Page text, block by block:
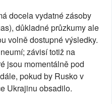
docela vydatné zásoby
důkladné průzkumy ale
volně dostupné výsledky.
závisí totiž na
jsou momentálně pod
pokud by Rusko v
Ukrajinu obsadilo.